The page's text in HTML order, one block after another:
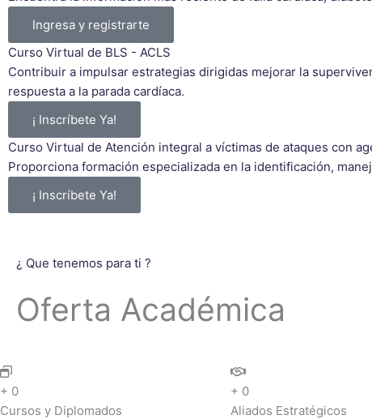
Ingresa y registrarte
Curso Virtual de BLS - ACLS
Contribuir a impulsar estrategias dirigidas mejorar la
respuesta a la parada cardíaca.
¡ Inscríbete Ya!
Curso Virtual de Atención integral a víctimas de ataques con
Proporciona formación especializada en la identificación,
¡ Inscríbete Ya!
¿ Que tenemos para ti ?
Oferta Académica
+ 0
Cursos y Diplomados
+ 0
Aliados Estratégicos